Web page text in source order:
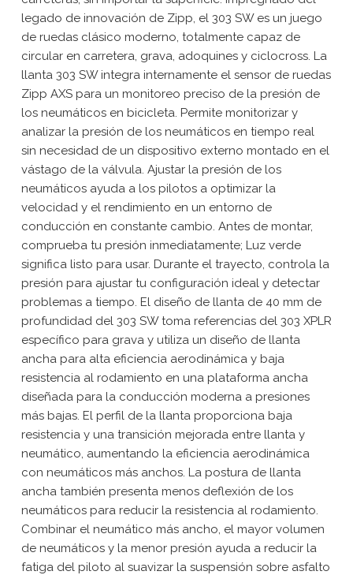
legado de innovación de Zipp, el 303 SW es un juego
de ruedas clásico moderno, totalmente capaz de
circular en carretera, grava, adoquines y ciclocross. La
llanta 303 SW integra internamente el sensor de ruedas
Zipp AXS para un monitoreo preciso de la presión de
los neumáticos en bicicleta. Permite monitorizar y
analizar la presión de los neumáticos en tiempo real
sin necesidad de un dispositivo externo montado en el
vástago de la válvula. Ajustar la presión de los
neumáticos ayuda a los pilotos a optimizar la
velocidad y el rendimiento en un entorno de
conducción en constante cambio. Antes de montar,
comprueba tu presión inmediatamente; Luz verde
significa listo para usar. Durante el trayecto, controla la
presión para ajustar tu configuración ideal y detectar
problemas a tiempo. El diseño de llanta de 40 mm de
profundidad del 303 SW toma referencias del 303 XPLR
específico para grava y utiliza un diseño de llanta
ancha para alta eficiencia aerodinámica y baja
resistencia al rodamiento en una plataforma ancha
diseñada para la conducción moderna a presiones
más bajas. El perfil de la llanta proporciona baja
resistencia y una transición mejorada entre llanta y
neumático, aumentando la eficiencia aerodinámica
con neumáticos más anchos. La postura de llanta
ancha también presenta menos deflexión de los
neumáticos para reducir la resistencia al rodamiento.
Combinar el neumático más ancho, el mayor volumen
de neumáticos y la menor presión ayuda a reducir la
fatiga del piloto al suavizar la suspensión sobre asfalto